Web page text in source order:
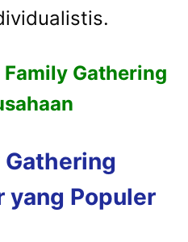
Family Gathering
Gathering
yang Populer